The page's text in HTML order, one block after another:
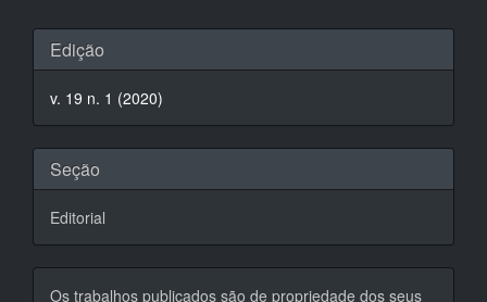
Detalhes
do
artigo
Edição
v. 19 n. 1 (2020)
Seção
Editorial
Os trabalhos publicados são de propriedade dos seus